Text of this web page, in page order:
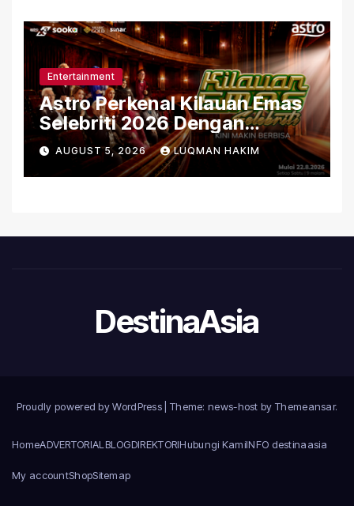
Entertainment
Astro Perkenal Kilauan Emas
Selebriti 2026 Dengan
Konsep Baharu Berteraskan
Amal
AUGUST 5, 2026 LUQMAN HAKIM
DestinaAsia
Proudly powered by WordPress Theme: news-host by Themeansar.
HomeADVERTORIALBLOGDIREKTORIHubungi KamiINFO destinaasia
My accountShopSitemap